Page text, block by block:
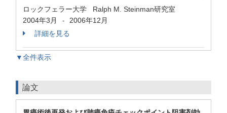
ロックフェラー大学 Ralph M. Steinman研究室
2004年3月
-
2006年12月
詳細を見る
▼全件表示
論文